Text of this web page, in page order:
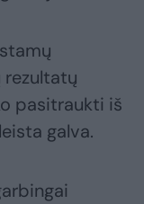
pasitraukti iš
galva.